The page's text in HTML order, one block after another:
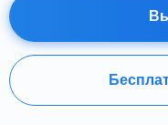
Терапия